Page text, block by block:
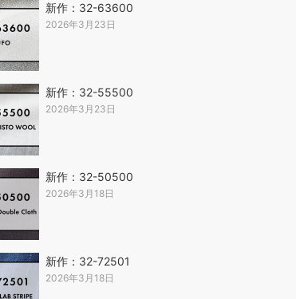
新作：32-63600
2026年3月23日
新作：32-55500
2026年3月23日
新作：32-50500
2026年3月18日
新作：32-72501
2026年3月18日